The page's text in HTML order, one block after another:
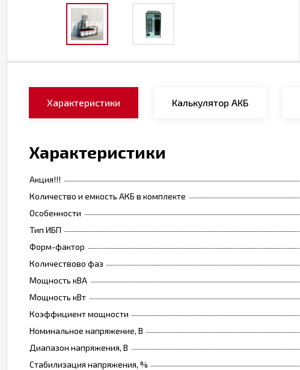
Характеристики Калькулятор АКБ
Характеристики
Акция!!!
Количество и емкость АКБ в комплекте
Особенности
Тип ИБП
Форм-фактор
Количествово фаз
Мощность кВА
Мощность кВт
Коэффициент мощности
Номинальное напряжение, В
Диапазон напряжения, В
Стабилизация напряжения, %